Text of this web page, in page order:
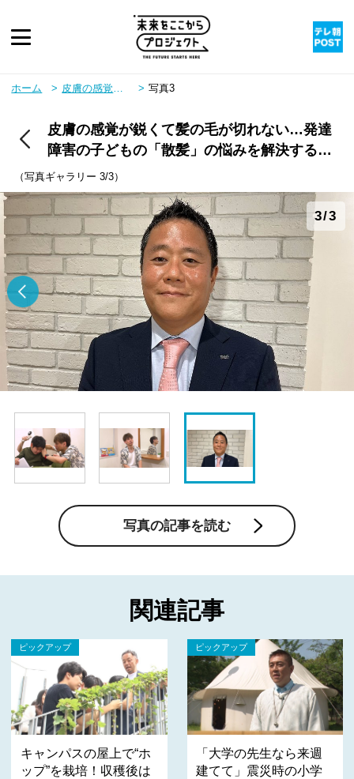
ピックアップ
twitter youtube instagram rss
ホーム 皮膚の感覚が鋭くて髪の毛が切れない…発達障害の子どもの「散髪」の悩みを解決する美容師の挑戦 写真3
皮膚の感覚が鋭くて髪の毛が切れない…発達
障害の子どもの「散髪」の悩みを解決する美
容師の挑戦
（写真ギャラリー 3/3）
3/3
写真の記事を読む
関連記事
ピックアップ
キャンパスの屋上で“ホ
ップ”を栽培！収穫後は
ピックアップ
「大学の先生なら来週
建てて」震災時の小学